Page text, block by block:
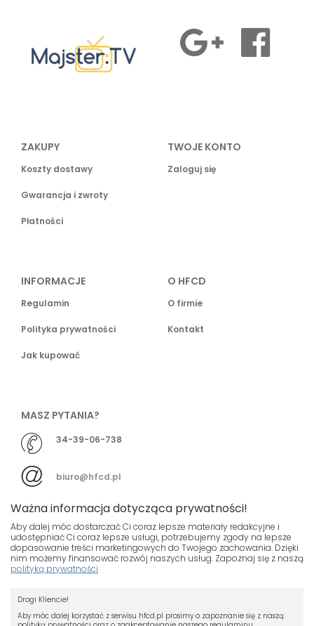
ZAKUPY
Koszty dostawy
Gwarancja i zwroty
Płatności
TWOJE KONTO
Zaloguj się
INFORMACJE
Regulamin
Polityka prywatności
Jak kupować
O HFCD
O firmie
Kontakt
MASZ PYTANIA?
34-39-06-738
biuro@hfcd.pl
© HFCD - HF Centrum Dystrybucyjne- Wszelkie prawa
zapisywane na Twoim dysku zmień
Ważna informacja dotycząca prywatności!
Aby dalej móc dostarczać Ci coraz lepsze materiały redakcyjne i
udostępniać Ci coraz lepsze usługi, potrzebujemy zgody na lepsze
dopasowanie treści marketingowych do Twojego zachowania. Dzięki
nim możemy finansować rozwój naszych usług. Zapoznaj się z naszą
polityką prywatności
Drogi Kliencie!
Aby móc dalej korzystać z serwisu hfcd.pl prosimy o zapoznanie się z naszą